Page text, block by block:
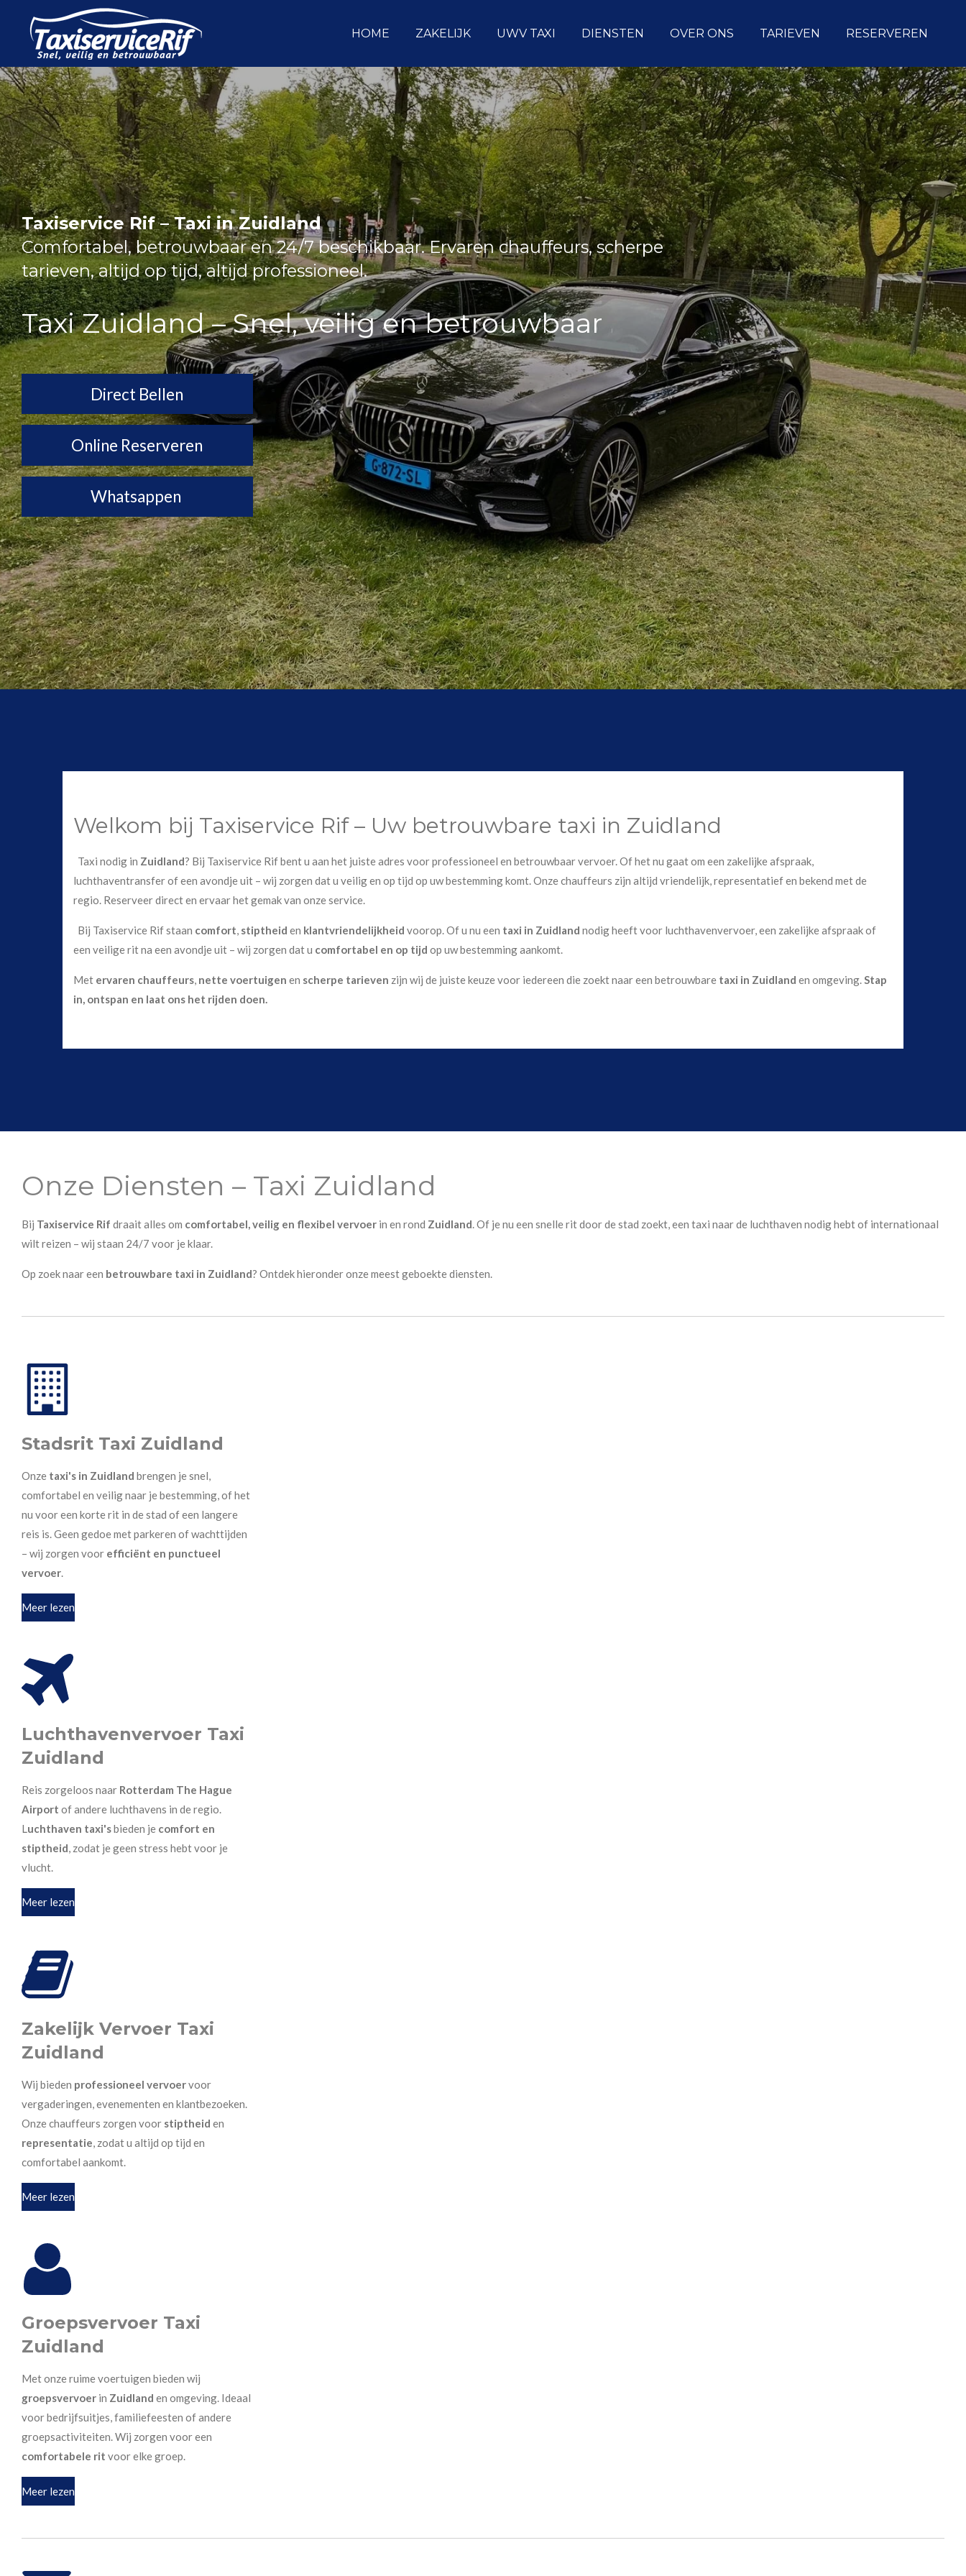
direct
de
hoofdinhoud
HOME ZAKELIJK UWV TAXI DIENSTEN OVER ONS TARIEVEN RESERVEREN
Taxiservice Rif – Taxi in Zuidland
Comfortabel, betrouwbaar en 24/7 beschikbaar. Ervaren chauffeurs, scherpe
tarieven, altijd op tijd, altijd professioneel.
Taxi Zuidland – Snel, veilig en betrouwbaar
Direct Bellen
Online Reserveren
Whatsappen
Welkom bij Taxiservice Rif – Uw betrouwbare taxi in Zuidland
Taxi nodig in Zuidland? Bij Taxiservice Rif bent u aan het juiste adres voor professioneel en betrouwbaar vervoer. Of het nu gaat om een zakelijke afspraak,
luchthaventransfer of een avondje uit – wij zorgen dat u veilig en op tijd op uw bestemming komt. Onze chauffeurs zijn altijd vriendelijk, representatief en bekend met de
regio. Reserveer direct en ervaar het gemak van onze service.
Bij Taxiservice Rif staan comfort, stiptheid en klantvriendelijkheid voorop. Of u nu een taxi in Zuidland nodig heeft voor luchthavenvervoer, een zakelijke afspraak of
een veilige rit na een avondje uit – wij zorgen dat u comfortabel en op tijd op uw bestemming aankomt.
Met ervaren chauffeurs, nette voertuigen en scherpe tarieven zijn wij de juiste keuze voor iedereen die zoekt naar een betrouwbare taxi in Zuidland en omgeving.Stap
in, ontspan en laat ons het rijden doen.
Onze Diensten – Taxi Zuidland
Bij Taxiservice Rif draait alles om comfortabel, veilig en flexibel vervoer in en rond Zuidland. Of je nu een snelle rit door de stad zoekt, een taxi naar de luchthaven nodig hebt of internationaal
wilt reizen – wij staan 24/7 voor je klaar.
Op zoek naar een betrouwbare taxi in Zuidland? Ontdek hieronder onze meest geboekte diensten.
Stadsrit Taxi Zuidland
Onze taxi's in Zuidland brengen je snel,
comfortabel en veilig naar je bestemming, of het
nu voor een korte rit in de stad of een langere
reis is. Geen gedoe met parkeren of wachttijden
– wij zorgen voor efficiënt en punctueel
vervoer.
Meer lezen
Luchthavenvervoer Taxi
Zuidland
Reis zorgeloos naar Rotterdam The Hague
Airport of andere luchthavens in de regio.
Luchthaven taxi'sbieden je comfort en
stiptheid, zodat je geen stress hebt voor je
vlucht.
Meer lezen
Zakelijk Vervoer Taxi
Zuidland
Wij bieden professioneel vervoervoor
vergaderingen, evenementen en klantbezoeken.
Onze chauffeurs zorgen voor stiptheid en
representatie , zodat u altijd op tijd en
comfortabel aankomt.
Meer lezen
Groepsvervoer Taxi
Zuidland
Met onze ruime voertuigen bieden wij
groepsvervoer in Zuidland en omgeving. Ideaal
voor bedrijfsuitjes, familiefeesten of andere
groepsactiviteiten. Wij zorgen voor een
comfortabele rit voor elke groep.
Meer lezen